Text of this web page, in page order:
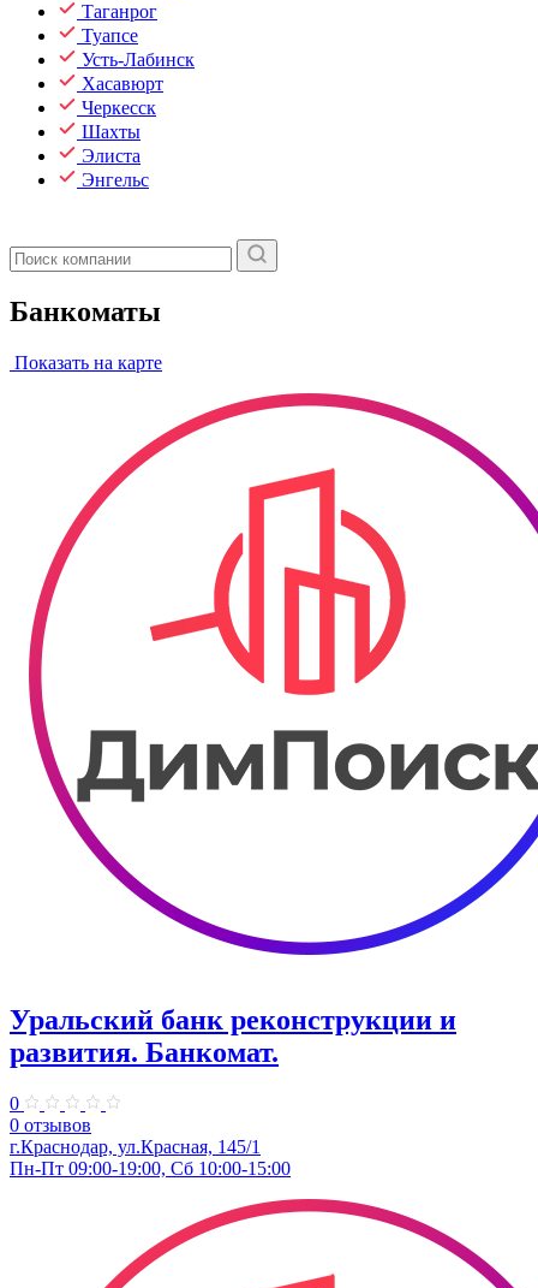
Таганрог
Туапсе
Усть-Лабинск
Хасавюрт
Черкесск
Шахты
Элиста
Энгельс
Банкоматы
Показать на карте
Уральский банк реконструкции и
развития. Банкомат.
0
0 отзывов
г.Краснодар, ул.Красная, 145/1
Пн-Пт 09:00-19:00, Сб 10:00-15:00